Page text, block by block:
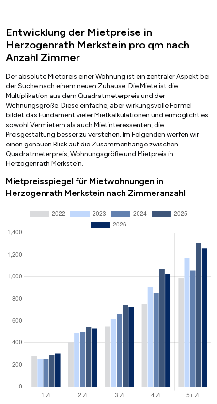
Entwicklung der Mietpreise in
Herzogenrath Merkstein pro qm nach
Anzahl Zimmer
Der absolute Mietpreis einer Wohnung ist ein zentraler Aspekt bei
der Suche nach einem neuen Zuhause. Die Miete ist die
Multiplikation aus dem Quadratmeterpreis und der
Wohnungsgröße. Diese einfache, aber wirkungsvolle Formel
bildet das Fundament vieler Mietkalkulationen und ermöglicht es
sowohl Vermietern als auch Mietinteressenten, die
Preisgestaltung besser zu verstehen. Im Folgenden werfen wir
einen genauen Blick auf die Zusammenhänge zwischen
Quadratmeterpreis, Wohnungsgröße und Mietpreis in
Herzogenrath Merkstein.
Mietpreisspiegel für Mietwohnungen in
Herzogenrath Merkstein nach Zimmeranzahl